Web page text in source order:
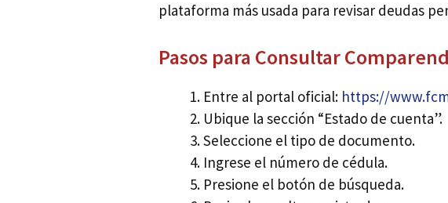
plataforma más usada para revisar deudas
Pasos para Consultar
Entre al portal oficial: https://
Ubique la sección “Estado de cuenta”.
Seleccione el tipo de documento.
Ingrese el número de cédula.
Presione el botón de búsqueda.